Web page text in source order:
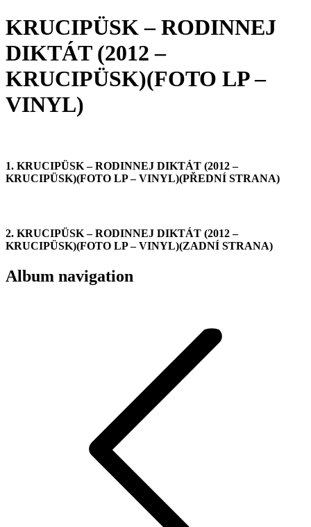
KRUCIPÜSK – RODINNEJ
DIKTÁT (2012 –
KRUCIPÜSK)(FOTO LP –
VINYL)
1. KRUCIPÜSK – RODINNEJ DIKTÁT (2012 –
KRUCIPÜSK)(FOTO LP – VINYL)(PŘEDNÍ STRANA)
2. KRUCIPÜSK – RODINNEJ DIKTÁT (2012 –
KRUCIPÜSK)(FOTO LP – VINYL)(ZADNÍ STRANA)
Album navigation